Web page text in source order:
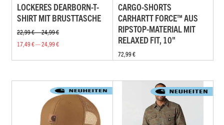
LOCKERES DEARBORN-T-
SHIRT MIT BRUSTTASCHE
22,99 € — 24,99 €
17,49 € — 24,99 €
CARGO-SHORTS
CARHARTT FORCE™ AUS
RIPSTOP-MATERIAL MIT
RELAXED FIT, 10"
72,99 €